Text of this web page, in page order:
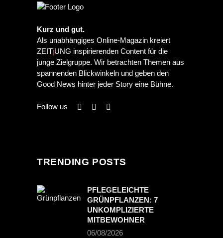
Kurz und gut.
Als unabhängiges Online-Magazin kreiert
ZEITjUNG inspirierenden Content für die
junge Zielgruppe. Wir betrachten Themen aus
spannenden Blickwinkeln und geben den
Good News hinter jeder Story eine Bühne.
Follow us
TRENDING POSTS
PFLEGELEICHTE
GRÜNPFLANZEN: 7
UNKOMPLIZIERTE
MITBEWOHNER
06/08/2026